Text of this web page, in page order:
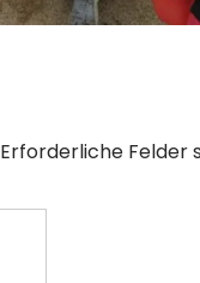
Erforderliche Felder